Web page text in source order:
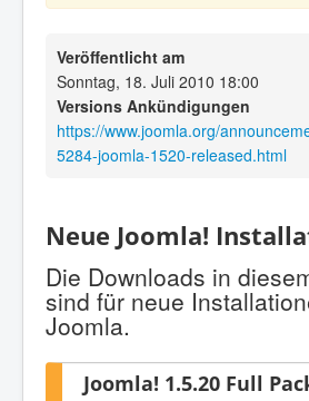
Veröffentlicht am
Sonntag, 18. Juli 2010 18:00
Versions Ankündigungen
https://www.joomla.org/
5284-joomla-1520-released.html
Neue Joomla!
Die Downloads in
sind für neue
Joomla.
Joomla! 1.5.20 Full